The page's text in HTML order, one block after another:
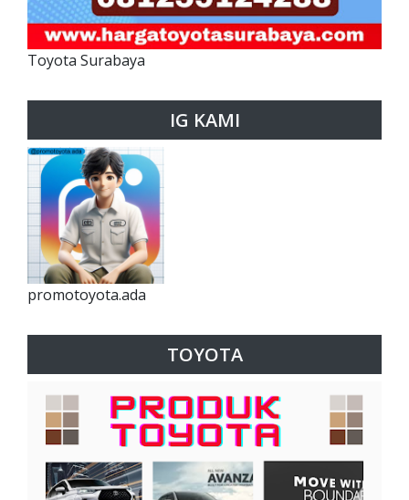
Toyota Surabaya
IG KAMI
promotoyota.ada
TOYOTA